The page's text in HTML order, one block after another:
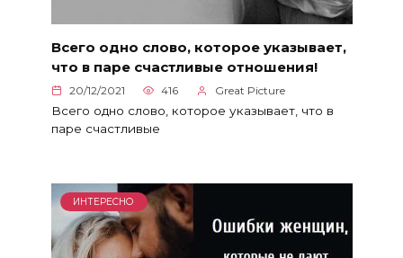
Всего одно слово, которое указывает,
что в паре счастливые отношения!
20/12/2021 416 Great Picture
Всего одно слово, которое указывает, что в
паре счастливые
ИНТЕРЕСНО